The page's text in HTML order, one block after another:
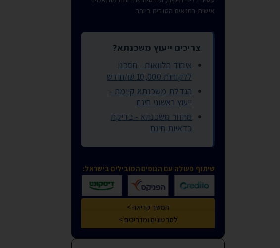
אישית בתנאים הטובים ביותר.
צריכים ייעוץ משכנתא?
איחוד הלוואות - חסכנו
ללקוחות 10,000 ₪/חודש
הגדלת משכנתא קיימת -
ייעוץ ראשוני חינם
מחזור משכנתא - בדיקת
כדאיות חינם
שיתוף פעולה עם הגופים המובילים בישראל:
המשך קריאה >
לסרטונים ומדריכים >